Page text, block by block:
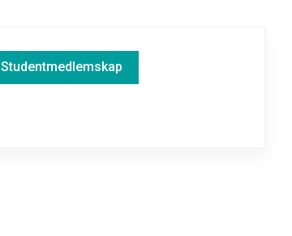
Studentmedlemskap